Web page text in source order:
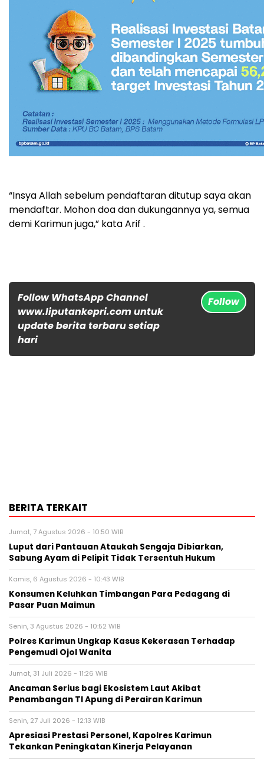
“Insya Allah sebelum pendaftaran ditutup saya akan
mendaftar. Mohon doa dan dukungannya ya, semua
demi Karimun juga,” kata Arif .
Follow WhatsApp Channel
www.liputankepri.com untuk
update berita terbaru setiap
hari
Follow
BERITA TERKAIT
Jumat, 7 Agustus 2026 - 10:50 WIB
Luput dari Pantauan Ataukah Sengaja Dibiarkan,
Sabung Ayam di Pelipit Tidak Tersentuh Hukum
Kamis, 6 Agustus 2026 - 10:43 WIB
Konsumen Keluhkan Timbangan Para Pedagang di
Pasar Puan Maimun
Senin, 3 Agustus 2026 - 10:52 WIB
Polres Karimun Ungkap Kasus Kekerasan Terhadap
Pengemudi Ojol Wanita
Jumat, 31 Juli 2026 - 11:26 WIB
Ancaman Serius bagi Ekosistem Laut Akibat
Penambangan TI Apung di Perairan Karimun
Senin, 27 Juli 2026 - 12:13 WIB
Apresiasi Prestasi Personel, Kapolres Karimun
Tekankan Peningkatan Kinerja Pelayanan